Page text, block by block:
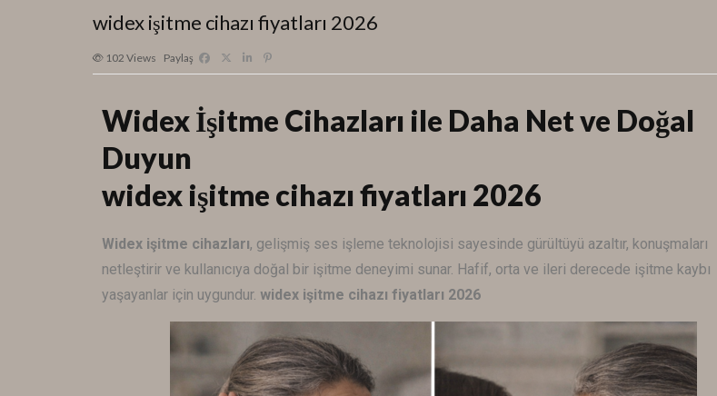
widex işitme cihazı fiyatları 2026
102 Views Paylaş
Widex İşitme Cihazları ile Daha Net ve Doğal
Duyun
widex işitme cihazı fiyatları 2026
Widex işitme cihazları, gelişmiş ses işleme teknolojisi sayesinde gürültüyü azaltır, konuşmaları
netleştirir ve kullanıcıya doğal bir işitme deneyimi sunar. Hafif, orta ve ileri derecede işitme kaybı
yaşayanlar için uygundur. widex işitme cihazı fiyatları 2026